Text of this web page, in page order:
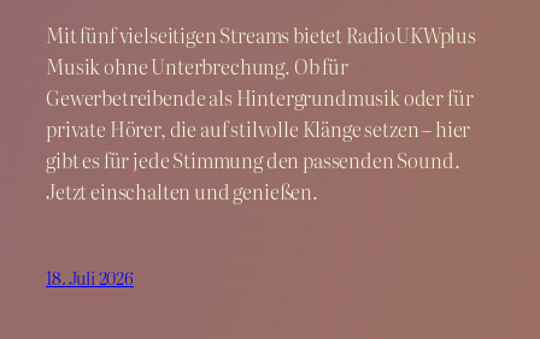
Mit fünf vielseitigen Streams bietet RadioUKWplus
Musik ohne Unterbrechung. Ob für
Gewerbetreibende als Hintergrundmusik oder für
private Hörer, die auf stilvolle Klänge setzen – hier
gibt es für jede Stimmung den passenden Sound.
Jetzt einschalten und genießen.
18. Juli 2026